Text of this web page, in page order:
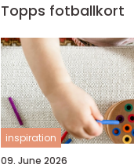
Topps fotballkort
inspiration
09. June 2026